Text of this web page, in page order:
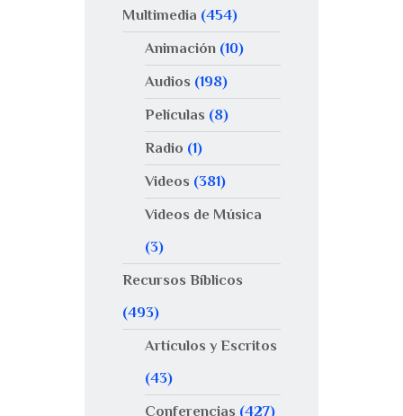
Multimedia (454)
Animación(10)
Audios (198)
Películas (8)
Radio (1)
Videos (381)
Videos de Música
(3)
Recursos Bíblicos
(493)
Artículos y Escritos
(43)
Conferencias (427)